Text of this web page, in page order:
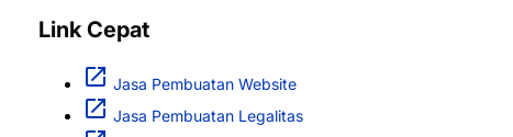
Link Cepat
Jasa Pembuatan Website
Jasa Pembuatan Legalitas